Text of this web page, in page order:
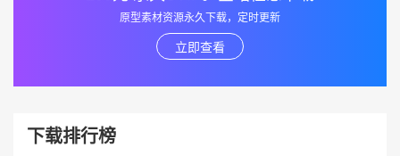
原型素材资源永久下载，定时更新
立即查看
下载排行榜